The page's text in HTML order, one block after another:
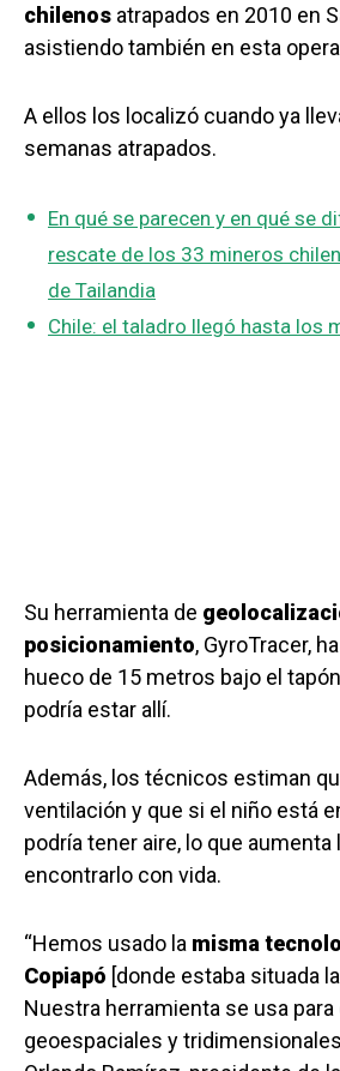
chilenos atrapados en 2010 en
asistiendo también en esta
A ellos los localizó cuando ya
semanas atrapados.
En qué se parecen y en qué se
rescate de los 33 mineros
de Tailandia
Chile: el taladro llegó hasta los
Su herramienta de geo
posicionamiento, GyroTracer,
hueco de 15 metros bajo el
podría estar allí.
Además, los técnicos estiman
ventilación y que si el niño está
podría tener aire, lo que aumenta
encontrarlo con vida.
“Hemos usado la misma
Copiapó [donde estaba situada
Nuestra herramienta se usa
geoespaciales y